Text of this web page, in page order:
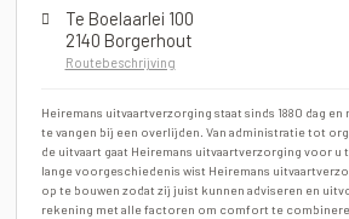
Te Boelaarlei 100
2140 Borgerhout
Routebeschrijving
Heiremans uitvaartverzorging staat sinds 1880 dag
te vangen bij een overlijden. Van administratie tot
de uitvaart gaat Heiremans uitvaartverzorging voor
lange voorgeschiedenis wist Heiremans
op te bouwen zodat zij juist kunnen adviseren en
rekening met alle factoren om comfort te